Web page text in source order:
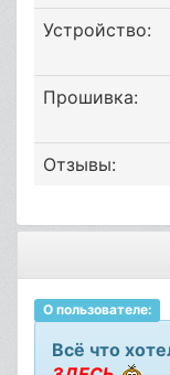
Устройство:
Прошивка:
Отзывы:
О пользователе:
Всё что